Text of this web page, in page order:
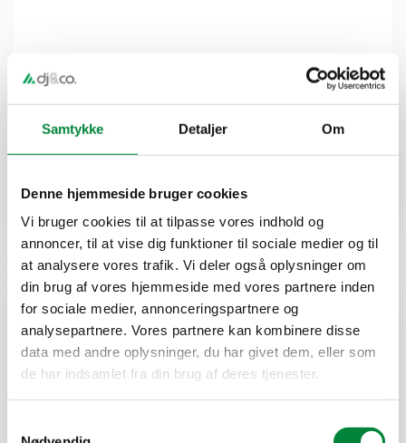
Samtykke Detaljer Om
Denne hjemmeside bruger cookies
Vi bruger cookies til at tilpasse vores indhold og
annoncer, til at vise dig funktioner til sociale medier og til
at analysere vores trafik. Vi deler også oplysninger om
din brug af vores hjemmeside med vores partnere inden
for sociale medier, annonceringspartnere og
analysepartnere. Vores partnere kan kombinere disse
data med andre oplysninger, du har givet dem, eller som
de har indsamlet fra din brug af deres tjenester.
Cecilie Risager
cri@dj-co.dk
23 84 39 26